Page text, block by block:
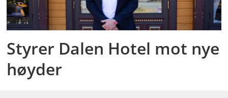
Styrer Dalen Hotel mot nye
høyder